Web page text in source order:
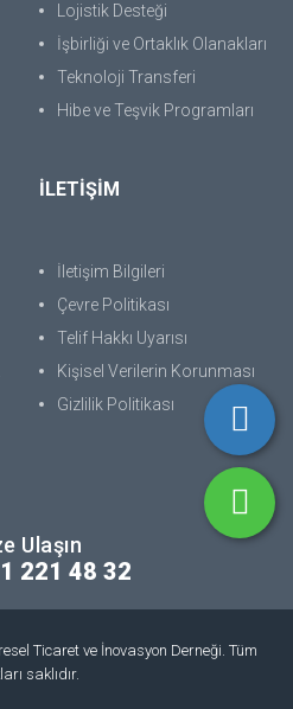
Lojistik Desteği
İşbirliği ve Ortaklık Olanakları
Teknoloji Transferi
Hibe ve Teşvik Programları
İLETİŞİM
İletişim Bilgileri
Çevre Politikası
Telif Hakkı Uyarısı
Kişisel Verilerin Korunması
Gizlilik Politikası
Ulaşın
221 48 32
Ticaret ve İnovasyon Derneği. Tüm
saklıdır.